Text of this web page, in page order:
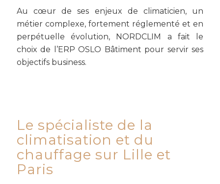
Au cœur de ses enjeux de climaticien, un
métier complexe, fortement réglementé et en
perpétuelle évolution, NORDCLIM a fait le
choix de l’ERP OSLO Bâtiment pour servir ses
objectifs business.
Le spécialiste de la
climatisation et du
chauffage sur Lille et
Paris